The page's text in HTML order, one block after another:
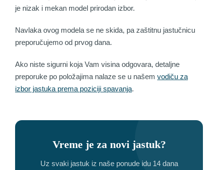
je nizak i mekan model prirodan izbor.
Navlaka ovog modela se ne skida, pa zaštitnu jastučnicu
preporučujemo od prvog dana.
Ako niste sigurni koja Vam visina odgovara, detaljne
preporuke po položajima nalaze se u našem vodiču za
izbor jastuka prema poziciji spavanja.
Vreme je za novi jastuk?
Uz svaki jastuk iz naše ponude idu 14 dana